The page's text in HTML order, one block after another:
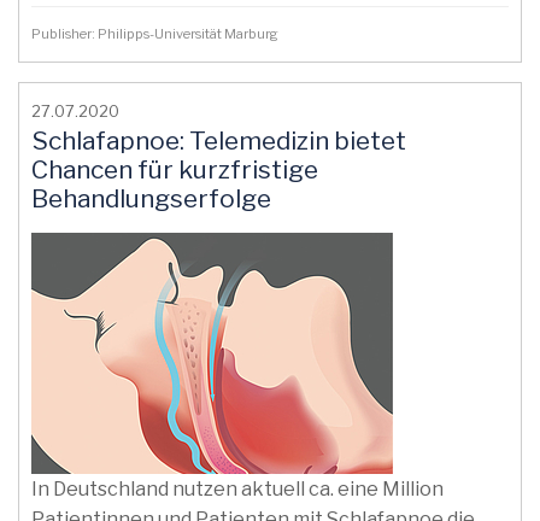
Publisher: Philipps-Universität Marburg
27.07.2020
Schlafapnoe: Telemedizin bietet
Chancen für kurzfristige
Behandlungserfolge
In Deutschland nutzen aktuell ca. eine Million